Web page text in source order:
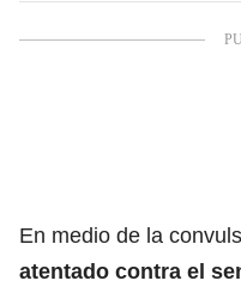
En medio de la
atentado contra el